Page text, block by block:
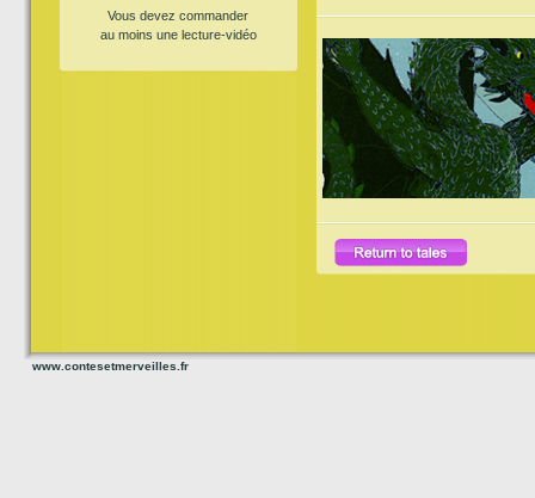
Vous devez commander
au moins une lecture-vidéo
www.contesetmerveilles.fr